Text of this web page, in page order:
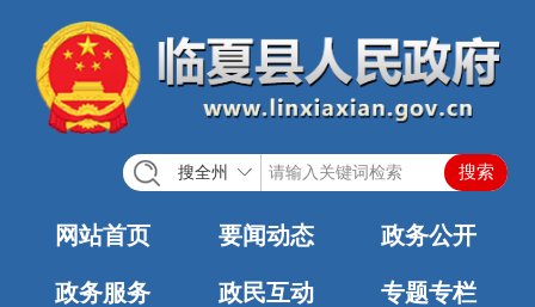
搜全州
网站首页 要闻动态 政务公开
政务服务 政民互动 专题专栏